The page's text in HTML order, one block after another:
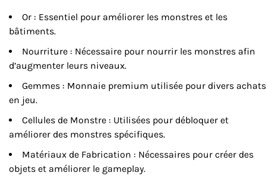
Or : Essentiel pour améliorer les monstres et les
bâtiments.
Nourriture : Nécessaire pour nourrir les monstres afin
d’augmenter leurs niveaux.
Gemmes : Monnaie premium utilisée pour divers achats
en jeu.
Cellules de Monstre : Utilisées pour débloquer et
améliorer des monstres spécifiques.
Matériaux de Fabrication : Nécessaires pour créer des
objets et améliorer le gameplay.